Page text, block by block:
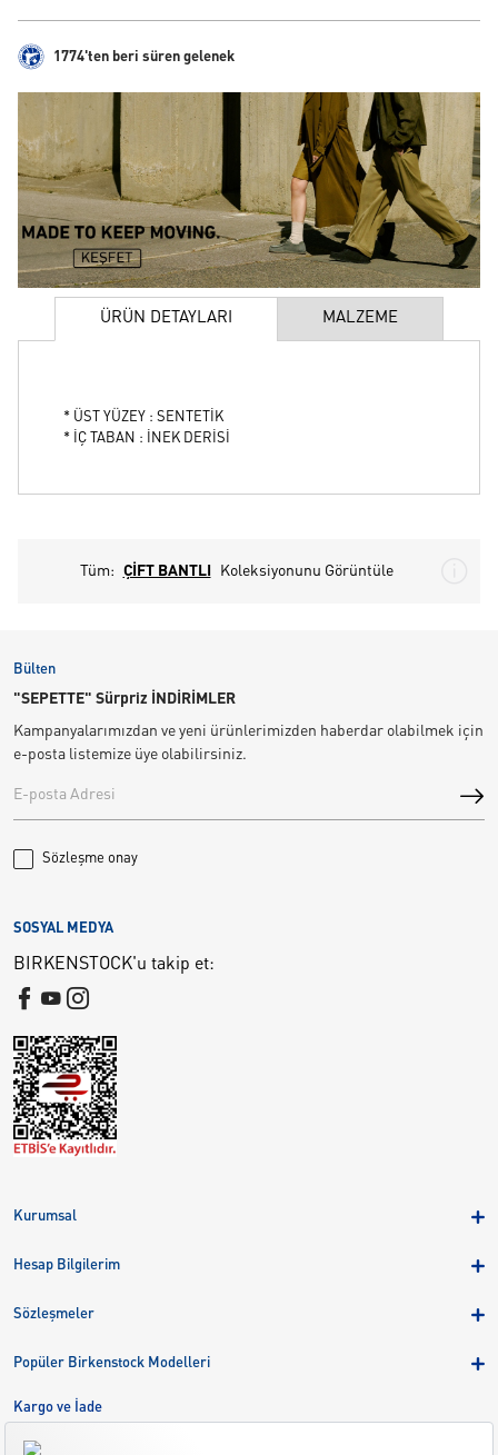
1774'ten beri süren gelenek
ÜRÜN DETAYLARI MALZEME
* ÜST YÜZEY : SENTETİK
* İÇ TABAN : İNEK DERİSİ
Tüm: ÇİFT BANTLI Koleksiyonunu Görüntüle
Bülten
"SEPETTE" Sürpriz İNDİRİMLER
Kampanyalarımızdan ve yeni ürünlerimizden haberdar olabilmek için
e-posta listemize üye olabilirsiniz.
Sözleşme onay
Kurumsal
Birkenstock Group
Kariyer
Hesap Bilgilerim
Sipariş Takibi
Sözleşmeler
Kargo ve İade
Çerez Tercihlerini Yönetin
Popüler Birkenstock Modelleri
Kargo ve İade
Bize Ulaşın
SOSYAL MEDYA
BIRKENSTOCK'u takip et: